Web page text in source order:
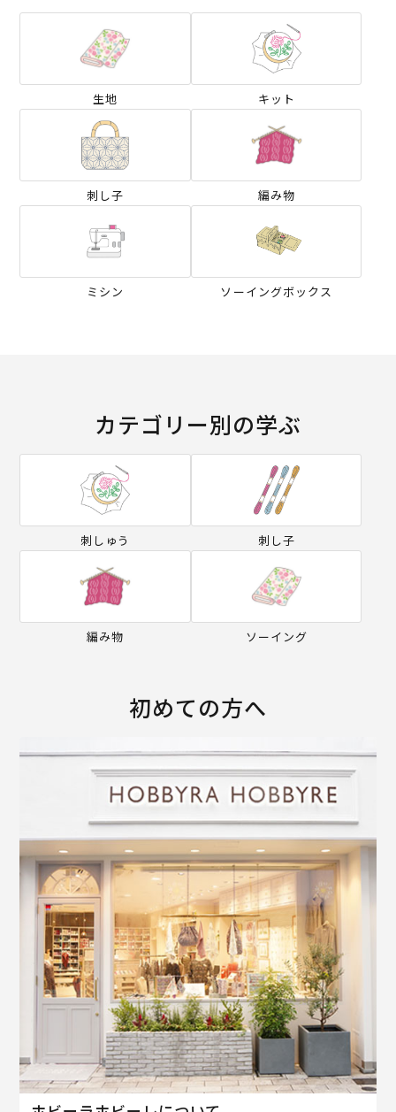
生地 キット
刺し子 編み物
ミシン ソーイングボックス
カテゴリー別の学ぶ
刺しゅう 刺し子
編み物 ソーイング
初めての方へ